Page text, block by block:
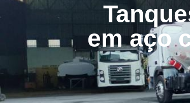
em aço